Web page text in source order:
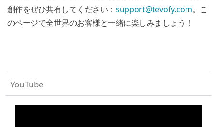
創作をぜひ共有してください： support@tevofy.com。こ
のページで全世界のお客様と一緒に楽しみましょう！
YouTube